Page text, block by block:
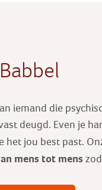
iemand die
deugd. Even je
het jou best past.
mens tot mens